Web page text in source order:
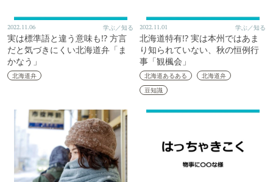
2022.11.06 学ぶ／知る
実は標準語と違う意味も!? 方言
だと気づきにくい北海道弁「ま
かなう」
北海道弁
2022.11.01 学ぶ／知る
北海道特有!? 実は本州ではあま
り知られていない、秋の恒例行
事「観楓会」
北海道あるある
北海道弁
豆知識